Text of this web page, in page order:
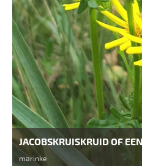
JACOBSKRUISKRUID OF
marinke